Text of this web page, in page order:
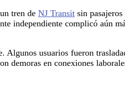
tren de NJ Transit sin
independiente complicó
Algunos usuarios fueron
demoras en conexiones